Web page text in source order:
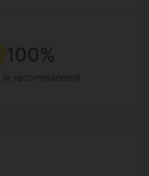
100%
recommandent